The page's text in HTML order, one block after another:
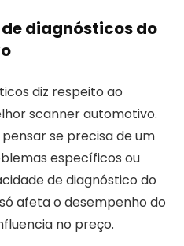
diagnósticos do
diz respeito ao
scanner automotivo.
se precisa de um
específicos ou
de diagnóstico do
afeta o desempenho do
no preço.